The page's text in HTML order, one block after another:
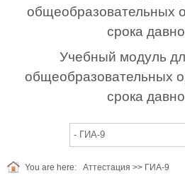
общеобразовательных
срока
Учебный модуль
общеобразовательных
срока
You are here: Аттестация >> ГИА-9